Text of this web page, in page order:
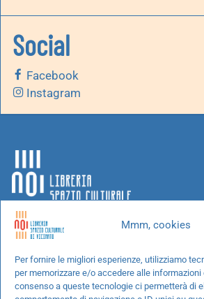
Mmm, cookies
Per fornire le migliori esperienze, utilizziamo
per memorizzare e/o accedere alle informazioni
consenso a queste tecnologie ci permetterà di
Social
Facebook
Instagram
Chi siamo
Progetti speciali